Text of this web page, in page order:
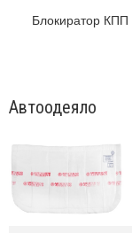
Блокиратор КПП
Автоодеяло